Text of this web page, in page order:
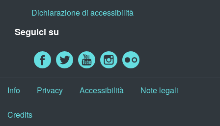
Dichiarazione di accessibilità
Seguici su
Info Privacy Accessibilità Note legali
Credits